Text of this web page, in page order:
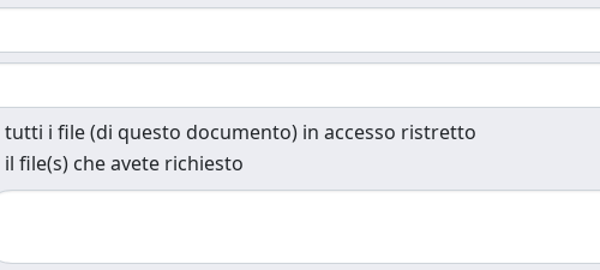
tutti i file (di questo documento) in accesso ristretto
il file(s) che avete richiesto